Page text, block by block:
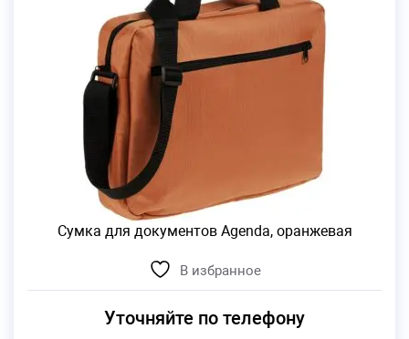
Сумка для документов Agenda, оранжевая
В избранное
Уточняйте по телефону